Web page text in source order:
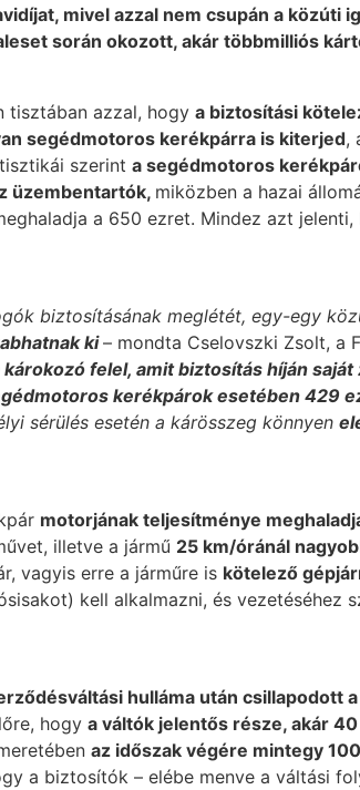
mivel azzal nem csupán a közúti
során okozott, akár többmilliós
tisztában azzal, hogy a biztosítási
segédmotoros kerékpárra is kiterjed,
szerint a segédmotoros
üzembentartók, miközben a hazai
a 650 ezret. Mindez azt jelenti,
biztosításának meglétét, egy-egy
ki– mondta Cselovszki Zsolt, a
felel, amit biztosítás híján
kerékpárok esetében 429
sérülés esetén a kárösszeg könnyen
motorjának teljesítménye
illetve a jármű 25 km/óránál
vagyis erre a járműre is kötelező
kell alkalmazni, és vezetéséhez
hulláma után csillapodott
hogy a váltók jelentős része, akár
az időszak végére mintegy
a biztosítók – elébe menve a váltási